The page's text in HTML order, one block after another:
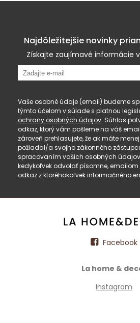
Najdôležitejšie novinky
Získajte zaujímavé informácie
Vaše osobné údaje (email) budeme
týmto účelom v súlade s platnou
ochrany osobných údajov. Súhlas
odkaz, ktorý vám pošleme na váš
zároveň prehlasujete, že ak máte
požiadal/a svojho zákonného
spracovaním vašich osobných
kedykoľvek odvolať písomne,
odkaz z ktoréhokoľvek informačného
Facebook
La home &
Instagram